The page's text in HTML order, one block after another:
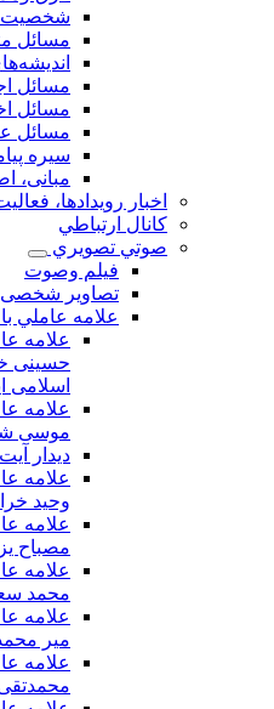
مسائل
مسائل
مسائل
مسائل
سيره
مبانی،
اخبار رويدادها،
كانال ارتباطي
صوتي تصويري
فیلم وصوت
تصاویر شخصی
علامه عاملي
علامه
حسینی
اسلامی
علامه
موسی
ديدار
علامه
وحيد
علامه
مصباح
علامه
محمد
علامه
مير
علامه